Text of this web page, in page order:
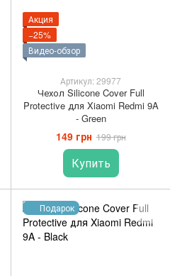
Акция
−25%
Видео-обзор
Артикул: 29977
Чехол Silicone Cover Full
Protective для Xiaomi Redmi 9A
- Green
149 грн 199 грн
Купить
Подарок